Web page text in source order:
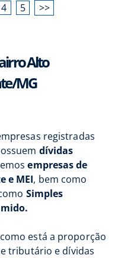
4 5 >>
Alto
MG
registradas
dívidas
empresas de
e MEI, bem como
Simples
está a proporção
tributário e dívidas